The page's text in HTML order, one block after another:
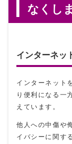
なくし
インターネッ
インターネット
り便利になる一
えています。
他人への中傷や
イバシーに関す